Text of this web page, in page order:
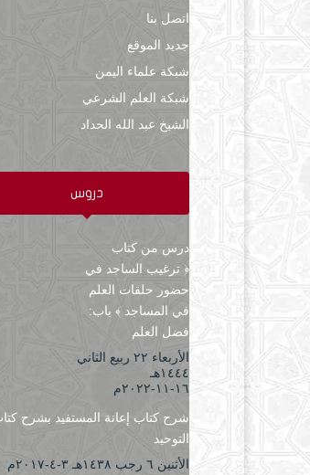
اتصل بنا
جديد الموقع
شبكة علماء اليمن
شبكة العلم الشرعي
الشيخ عبد الله الحداد
دروس
درس من كتاب
﴿ ترغيب الساجد في
حضور حلقات العلم
في المساجد ﴾ باب:
فضل العلم
الأربعاء ۲۲ ربيع الثاني
۱٤٤٤هـ
۱٦-۱۱-۲۰۲۲م
شرح كتاب إعانة المستفيد بشرح
التوحيد
الأثنين ٦ رجب ۱٤۳۸هـ ۳-٤-۲۰۱۷م